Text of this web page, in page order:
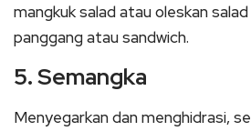
mangkuk salad atau oleskan
panggang atau sandwich.
5. Semangka
Menyegarkan dan menghidrasi,